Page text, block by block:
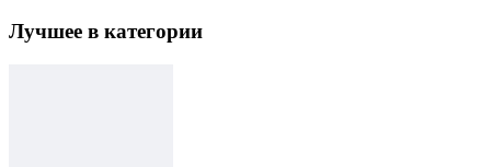
Лучшее в категории